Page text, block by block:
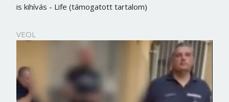
is kihívás - Life (támogatott tartalom)
VEOL